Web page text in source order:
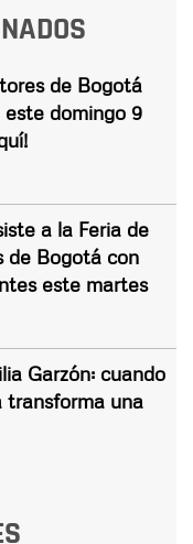
de Bogotá
domingo 9
a la Feria de
de Bogotá con
este martes
Garzón: cuando
transforma una